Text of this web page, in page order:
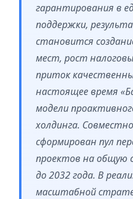
гарантирования в
поддержки,
становится
мест, рост
приток
настоящее время
модели
холдинга.
сформирован пул
проектов на общую
до 2032 года. В
масштабной